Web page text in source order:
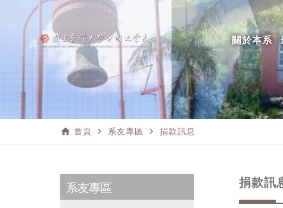
關於本系
home 首頁 navigate_next 系友專區 navigate_next 捐款訊息
系友專區 捐款訊